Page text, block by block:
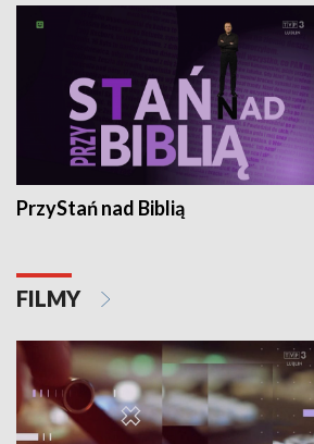
PrzyStań nad Biblią
FILMY